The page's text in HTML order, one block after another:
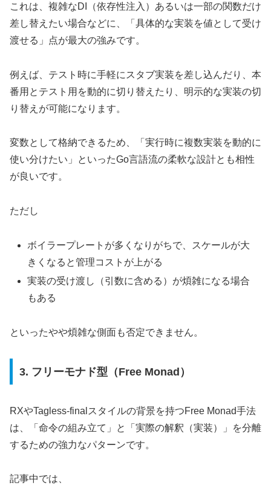
これは、複雑なDI（依存性注入）あるいは一部の関数だけ
差し替えたい場合などに、「具体的な実装を値として受け
渡せる」点が最大の強みです。
例えば、テスト時に手軽にスタブ実装を差し込んだり、本
番用とテスト用を動的に切り替えたり、明示的な実装の切
り替えが可能になります。
変数として格納できるため、「実行時に複数実装を動的に
使い分けたい」といったGo言語流の柔軟な設計とも相性
が良いです。
ただし
ボイラープレートが多くなりがちで、スケールが大
きくなると管理コストが上がる
実装の受け渡し（引数に含める）が煩雑になる場合
もある
といったやや煩雑な側面も否定できません。
3. フリーモナド型（Free Monad）
RXやTagless-finalスタイルの背景を持つFree Monad手法
は、「命令の組み立て」と「実際の解釈（実装）」を分離
するための強力なパターンです。
記事中では、